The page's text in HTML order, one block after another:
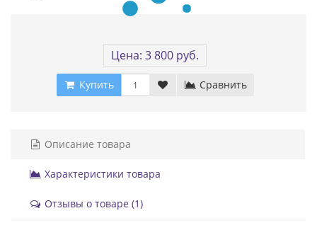
Цена: 3 800 руб.
Купить Сравнить
Описание товара
Характеристики товара
Отзывы о товаре (1)